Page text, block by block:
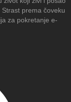
prema čoveku
za pokretanje e-